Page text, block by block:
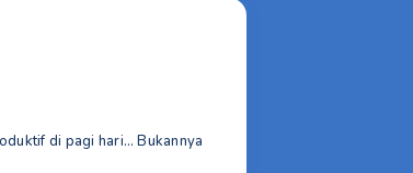
di pagi hari… Bukannya